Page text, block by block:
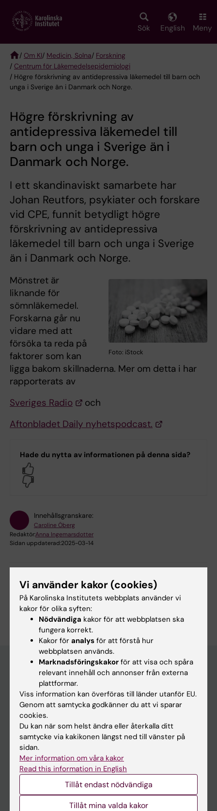
main
Sök English Meny
Breadcrumb
/ Om KI/ Medicin, Solna/ Forskning
/ Centrum för Läkemedelsepidemiologi
/ Högre förskrivning av antidepressiva läkemedel till barn och
unga i Sverige än i Danmark och Norge.
Högre förskrivning av
antidepressiva läkemedel till
barn och unga i Sverige än i
Danmark och Norge.
I ett skandinaviskt samarbete har
Johan Reutfors, psykiater och forskare
vid CPE, funnit betydligt högre
förskrivning av antidepressiva
läkemedel till barn och unga i Sverige
än i Danmark och Norge.
Foto: iStock
Mönstret är
liknande för
sömnläkemedel.
Forskarna går nu
vidare med att
försöka ta reda på
faktorer som kan
ligga bakom skillnaderna. Mer om detta i har
rapporterats av
Sveriges Radio
och
Aftonbladet Daily nyhetspodcast.
Hade du nytta av informationen på denna sida?
Innehållsgranskare:
Caroline Öberg
Redaktör:Anna Ingemarsdotter
Sidan uppdaterad:2025-03-14
Dela
Huvudmeny
Utbildning
Forskarutbildning
Forskning
Om KI
På gång
Nyheter
Vi använder kakor (cookies)
På Karolinska Institutets webbplats använder vi
kakor för olika syften:
Nödvändiga kakor för att webbplatsen ska
fungera korrekt.
Kakor för analys för att förstå hur
webbplatsen används.
Marknadsföringskakor för att visa och spåra
relevant innehåll och annonser från externa
plattformar.
Viss information kan överföras till länder utanför EU.
Genom att samtycka godkänner du att vi sparar
cookies.
Du kan när som helst ändra eller återkalla ditt
samtycke via kakikonen längst ned till vänster på
sidan.
Mer information om våra kakor
Read this information in English
Tillåt endast nödvändiga
Tillåt mina valda kakor